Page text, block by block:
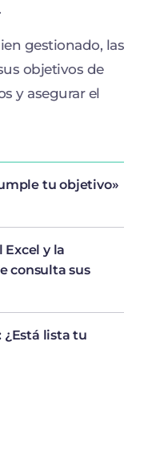
tu objetivo»
Excel y la
consulta sus
¿Está lista tu
gestionado, las
objetivos de
y asegurar el